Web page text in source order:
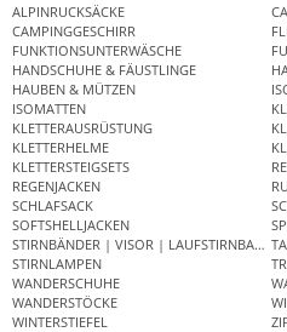
ALPINRUCKSÄCKE
CAMPINGGESCHIRR
FUNKTIONSUNTERWÄSCHE
HANDSCHUHE & FÄUSTLINGE
HAUBEN & MÜTZEN
ISOMATTEN
KLETTERAUSRÜSTUNG
KLETTERHELME
KLETTERSTEIGSETS
REGENJACKEN
SCHLAFSACK
SOFTSHELLJACKEN
STIRNBÄNDER | VISOR | LAUFSTIRNBAND
STIRNLAMPEN
WANDERSCHUHE
WANDERSTÖCKE
WINTERSTIEFEL